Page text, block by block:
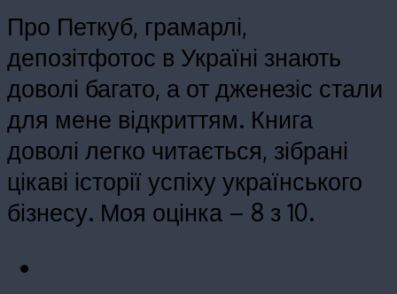
Про Петкуб, грамарлі,
депозітфотос в Україні знають
доволі багато, а от дженезіс стали
для мене відкриттям. Книга
доволі легко читається, зібрані
цікаві історії успіху українського
бізнесу. Моя оцінка – 8 з 10.